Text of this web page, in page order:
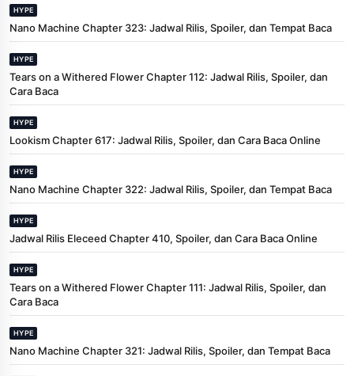
HYPE
Nano Machine Chapter 323: Jadwal Rilis, Spoiler, dan Tempat Baca
HYPE
Tears on a Withered Flower Chapter 112: Jadwal Rilis, Spoiler, dan
Cara Baca
HYPE
Lookism Chapter 617: Jadwal Rilis, Spoiler, dan Cara Baca Online
HYPE
Nano Machine Chapter 322: Jadwal Rilis, Spoiler, dan Tempat Baca
HYPE
Jadwal Rilis Eleceed Chapter 410, Spoiler, dan Cara Baca Online
HYPE
Tears on a Withered Flower Chapter 111: Jadwal Rilis, Spoiler, dan
Cara Baca
HYPE
Nano Machine Chapter 321: Jadwal Rilis, Spoiler, dan Tempat Baca